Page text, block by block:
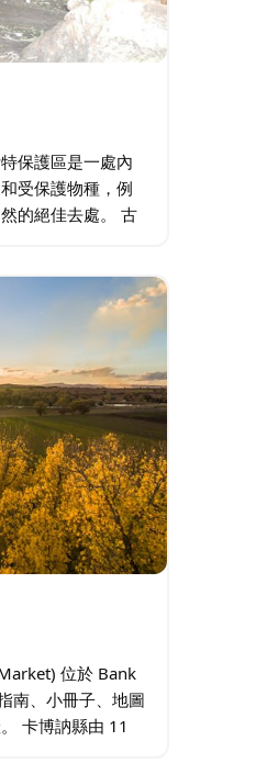
保護區是一處內
受保護物種，例
的絕佳去處。 古
石…
位於 Bank
南、小冊子、地圖
卡博訥縣由 11